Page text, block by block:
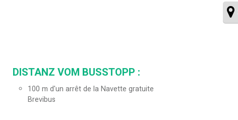
DISTANZ VOM BUSSTOPP :
100 m d'un arrêt de la Navette gratuite
Brevibus